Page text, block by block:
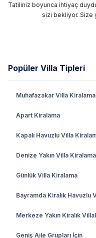
Tatiliniz boyunca ihtiyaç
sizi bekliyor. Size
Popüler Villa Tipleri
Muhafazakar Villa Kiralama
Apart Kiralama
Kapalı Havuzlu Villa
Denize Yakın Villa Kiralama
Günlük Villa Kiralama
Bayramda Kiralık Havuzlu
Merkeze Yakın Kiralık
Geniş Aile Grupları İçin